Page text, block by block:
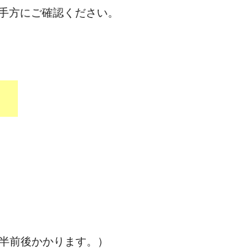
にご確認ください。
前後かかります。）